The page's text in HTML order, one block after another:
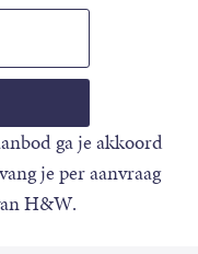
ga je akkoord
je per aanvraag
H&W.